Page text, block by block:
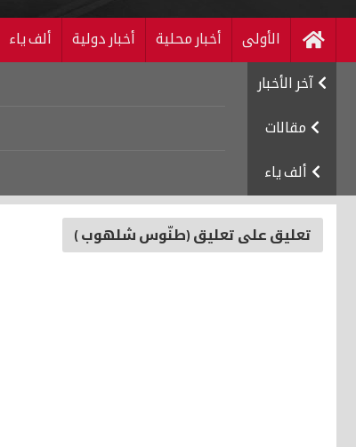
الأولى أخبار محلية أخبار دولية ألف ياء
آخر الأخبار
مقالات
ألف ياء
تعليق على تعليق (طنّوس شلهوب )